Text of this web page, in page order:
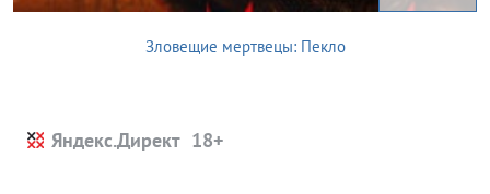
Зловещие мертвецы: Пекло
Яндекс.Директ